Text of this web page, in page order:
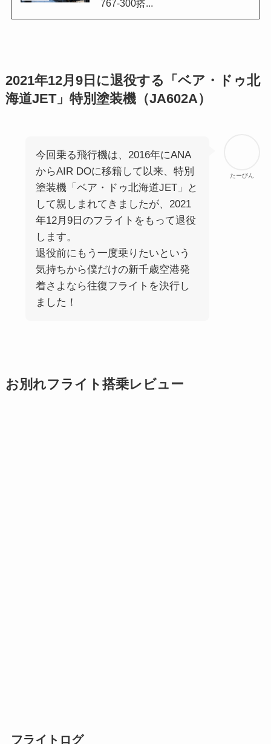
767-300搭...
2021年12月9日に退役する「ベア・ドゥ北
海道JET」特別塗装機（JA602A）
たーびん
今回乗る飛行機は、2016年にANA
からAIR DOに移籍して以来、特別
塗装機「ベア・ドゥ北海道JET」と
して親しまれてきましたが、2021
年12月9日のフライトをもって退役
します。
退役前にもう一度乗りたいという
気持ちから僕だけの新千歳空港発
着さよなら往復フライトを決行し
ました！
お別れフライト搭乗レビュー
フライトログ